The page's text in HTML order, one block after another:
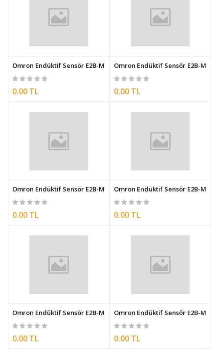
Omron Endüktif Sensör E2B-M12LS02-WP-C1 5M
0.00 TL
Omron Endüktif Sensör E2B-
0.00 TL
Omron Endüktif Sensör E2B-M12LS02-WP-B2 5M
0.00 TL
Omron Endüktif Sensör E2B-
0.00 TL
Omron Endüktif Sensör E2B-M12LS04-M1-C2
0.00 TL
Omron Endüktif Sensör E2B-
0.00 TL